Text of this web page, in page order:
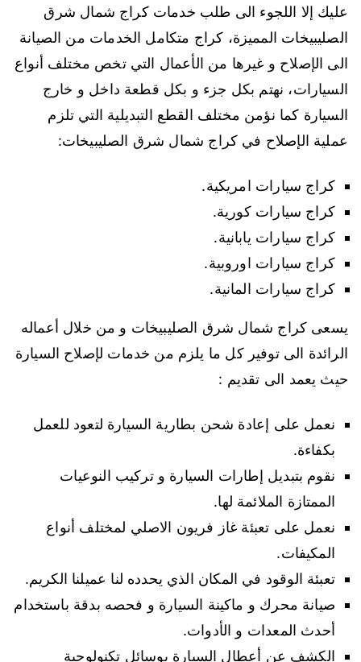
عليك إلا اللجوء الى طلب خدمات كراج شمال شرق
الصليبيخات المميزة، كراج متكامل الخدمات من الصيانة
الى الإصلاح و غيرها من الأعمال التي تخص مختلف أنواع
السيارات، نهتم بكل جزء و بكل قطعة داخل و خارج
السيارة كما نؤمن مختلف القطع التبديلية التي تلزم
عملية الإصلاح في كراج شمال شرق الصليبيخات:
كراج سيارات امريكية.
كراج سيارات كورية.
كراج سيارات يابانية.
كراج سيارات اوروبية.
كراج سيارات المانية.
يسعى كراج شمال شرق الصليبيخات و من خلال أعماله
الرائدة الى توفير كل ما يلزم من خدمات لإصلاح السيارة
حيث يعمد الى تقديم :
نعمل على إعادة شحن بطارية السيارة لتعود للعمل
بكفاءة.
نقوم بتبديل إطارات السيارة و تركيب النوعيات
الممتازة الملائمة لها.
نعمل على تعبئة غاز فريون الاصلي لمختلف أنواع
المكيفات.
تعبئة الوقود في المكان الذي يحدده لنا عميلنا الكريم.
صيانة محرك و ماكينة السيارة و فحصه بدقة باستخدام
أحدث المعدات و الأدوات.
الكشف عن أعطال السيارة بوسائل تكنولوجية